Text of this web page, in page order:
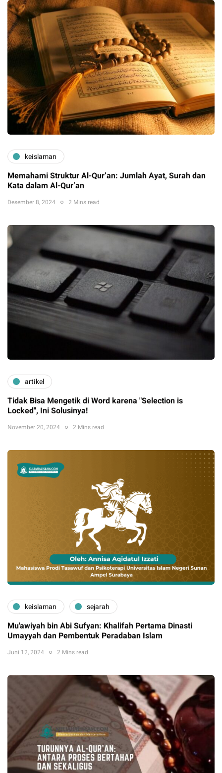
keislaman
Memahami Struktur Al-Qur’an: Jumlah Ayat, Surah dan
Kata dalam Al-Qur’an
Desember 8, 2024 2 Mins read
artikel
Tidak Bisa Mengetik di Word karena "Selection is
Locked", Ini Solusinya!
November 20, 2024 2 Mins read
keislaman sejarah
Mu'awiyah bin Abi Sufyan: Khalifah Pertama Dinasti
Umayyah dan Pembentuk Peradaban Islam
Juni 12, 2024 2 Mins read